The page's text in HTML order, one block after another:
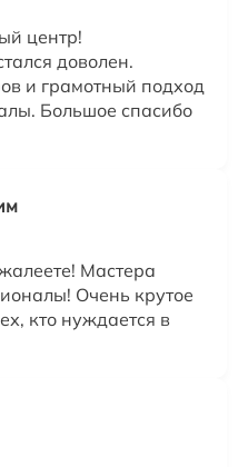
центр!
доволен.
и грамотный подход
Большое спасибо
Мастера
Очень крутое
кто нуждается в